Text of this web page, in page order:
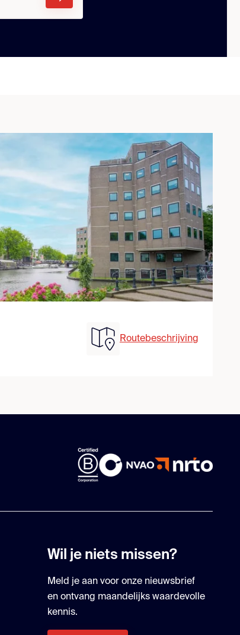
Routebeschrijving
Wil je niets missen?
Meld je aan voor onze nieuwsbrief
en ontvang maandelijks waardevolle
kennis.